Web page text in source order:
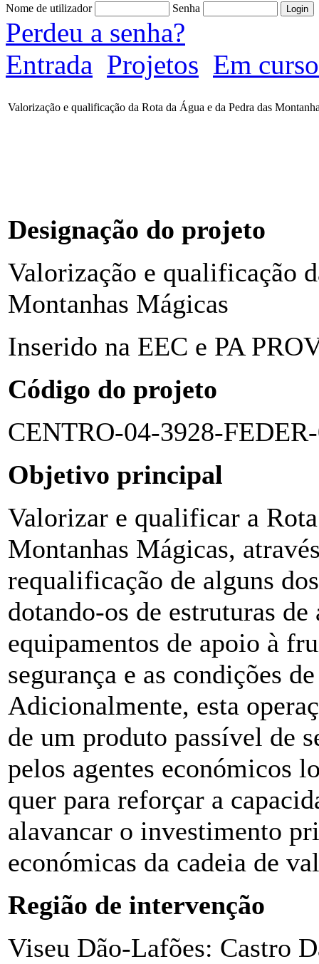
Nome de utilizador Senha
Perdeu a senha?
Entrada Projetos Em curso
Valorização e qualificação da Rota da Água e da Pedra das
Designação do projeto
Valorização e qualificação
Montanhas Mágicas
Inserido na EEC e PA
Código do projeto
CENTRO-04-3928-
Objetivo principal
Valorizar e qualificar a
Montanhas Mágicas,
requalificação de alguns
dotando-os de estruturas
equipamentos de apoio à
segurança e as condições
Adicionalmente, esta
de um produto passível de
pelos agentes económicos
quer para reforçar a
alavancar o investimento
económicas da cadeia de
Região de intervenção
Viseu Dão-Lafões: Castro